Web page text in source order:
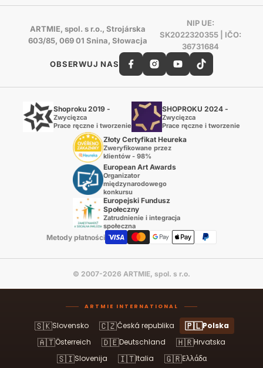
ARTMIE, spol. s r.o., Strojárska
603/85, 069 01 Snina, Słowacja
NIP UE:
SK2022320355 | IČO:
36731684
OBSERWUJ NAS
Shoproku 2019 -
Zwycięzca
Prace ręczne i tworzenie
SHOPROKU 2024 -
Zwycięzca
Prace ręczne i tworzenie
Złoty Certyfikat Heureka
Zweryfikowane przez
klientów - 98%
European Art Awards
Organizator
międzynarodowego
konkursu
Europejski Fundusz
Społeczny
Zatrudnienie i integracja
społeczna
Metody płatności
© 2007-2026 ARTMIE, spol. s r.o.
ARTMIE INTERNATIONAL
🇸🇰Slovensko 🇨🇿Česká republika 🇵🇱Polska
🇦🇹Österreich 🇩🇪Deutschland 🇭🇷Hrvatska
🇸🇮Slovenija 🇮🇹Italia 🇬🇷Ελλάδα